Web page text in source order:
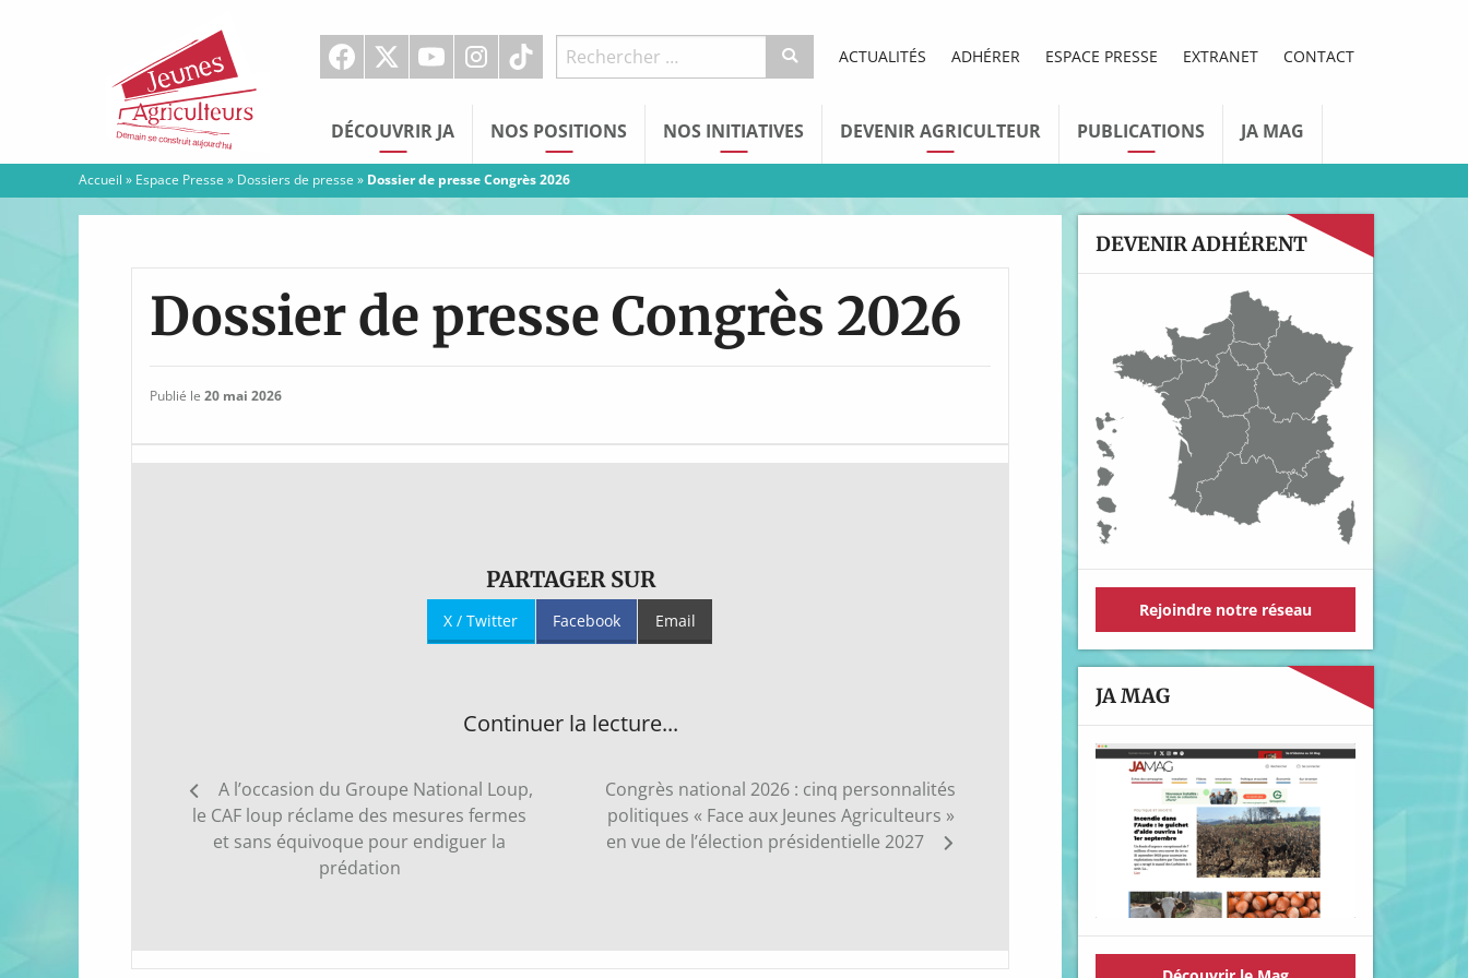
Agriculteurs
ACTUALITÉS ADHÉRER ESPACE PRESSE EXTRANET CONTACT
DÉCOUVRIR JA NOS POSITIONS NOS INITIATIVES DEVENIR AGRICULTEUR PUBLICATIONS JA MAG
Accueil » Espace Presse » Dossiers de presse » Dossier de presse Congrès 2026
Dossier de presse Congrès 2026
Publié le 20 mai 2026
PARTAGER SUR
X / Twitter Facebook Email
Continuer la lecture...
Navigation
l’article
A l’occasion du Groupe National Loup,
le CAF loup réclame des mesures fermes
et sans équivoque pour endiguer la
prédation
Congrès national 2026 : cinq personnalités
politiques « Face aux Jeunes Agriculteurs »
en vue de l’élection présidentielle 2027
DEVENIR ADHÉRENT
Rejoindre notre réseau
JA MAG